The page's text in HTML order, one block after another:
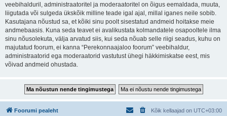
veebihalduril, administraatoritel ja moderaatoritel on õigus eemaldada, muuta,
liigutada või sulgeda ükskõik milline teade igal ajal, millal iganes neile sobib.
Kasutajana nõustud sa, et kõiki sinu poolt sisestatud andmeid hoitakse meie
andmebaasis. Kuna seda teavet ei avalikustata kolmandatele osapooltele ilma
sinu nõusolekuta, välja arvatud siis, kui seda nõuab selle riigi seadus, kuhu on
majutatud foorum, ei kanna “Perekonnaajaloo foorum” veebihaldur,
administraatorid ega moderaatorid vastutust ühegi häkkimiskatse eest, mis
võivad andmeid ohustada.
Foorumi pealeht Kõik kellaajad on UTC+03:00